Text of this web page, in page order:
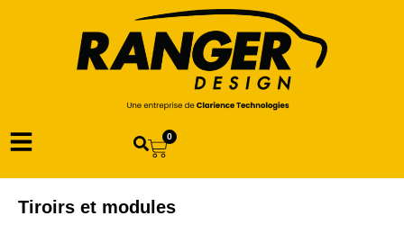
0
Tiroirs et modules